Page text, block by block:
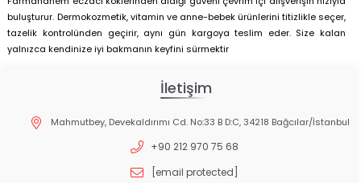
buluşturur. Dermokozmetik, vitamin ve anne-bebek ürünlerini titizlikle seçer,
tazelik kontrolünden geçirir, aynı gün kargoya teslim eder. Size kalan
yalnızca kendinize iyi bakmanın keyfini sürmektir
İletişim
Mahmutbey, Devekaldırımı Cd. No:33 B D:C, 34218 Bağcılar/İstanbul
+90 212 970 75 68
[email protected]